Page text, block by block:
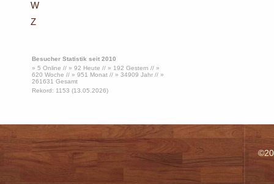
W
Z
Besucher Statistik seit 2010
» 5 Online // » 92 Heute // » 192 Gestern // »
620 Woche // » 951 Monat // » 34909 Jahr // »
261631 Gesamt
Rekord: 1153 (13.05.2026)